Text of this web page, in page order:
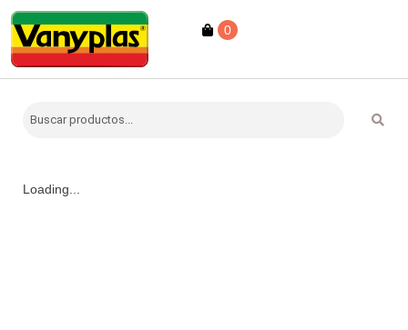
0
Loading...